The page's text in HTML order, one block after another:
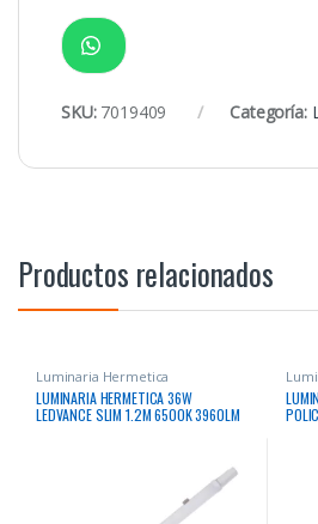
SKU: 7019409 Categoría:
Productos relacionados
Luminaria Hermetica
LUMINARIA HERMETICA 36W
LEDVANCE SLIM 1.2M 6500K 3960LM